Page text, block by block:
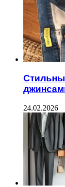
24.02.2026